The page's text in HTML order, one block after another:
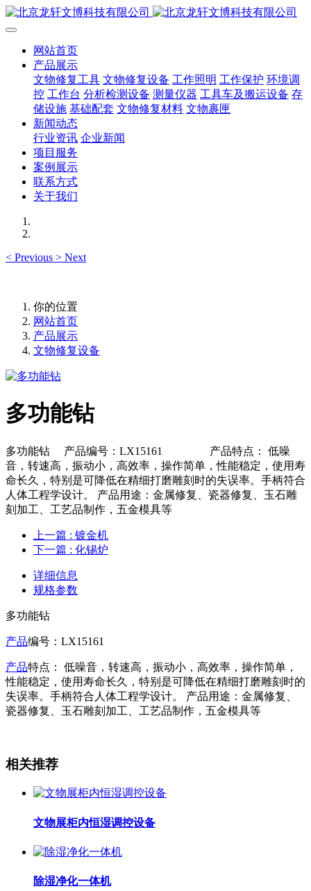
网站首页
产品展示
文物修复工具 文物修复设备 工作照明 工作保护 环境调
控 工作台 分析检测设备 测量仪器 工具车及搬运设备 存
储设施 基础配套 文物修复材料 文物裹匣
新闻动态
行业资讯 企业新闻
项目服务
案例展示
联系方式
关于我们
< Previous > Next
你的位置
网站首页
产品展示
文物修复设备
多功能钻
多功能钻 产品编号：LX15161 产品特点： 低噪
音，转速高，振动小，高效率，操作简单，性能稳定，使用寿
命长久，特别是可降低在精细打磨雕刻时的失误率。手柄符合
人体工程学设计。 产品用途：金属修复、瓷器修复、玉石雕
刻加工、工艺品制作，五金模具等
上一篇 : 镀金机
下一篇 : 化锡炉
详细信息
规格参数
多功能钻
产品编号：LX15161
产品特点： 低噪音，转速高，振动小，高效率，操作简单，
性能稳定，使用寿命长久，特别是可降低在精细打磨雕刻时的
失误率。手柄符合人体工程学设计。 产品用途：金属修复、
瓷器修复、玉石雕刻加工、工艺品制作，五金模具等
相关推荐
文物展柜内恒湿调控设备
除湿净化一体机